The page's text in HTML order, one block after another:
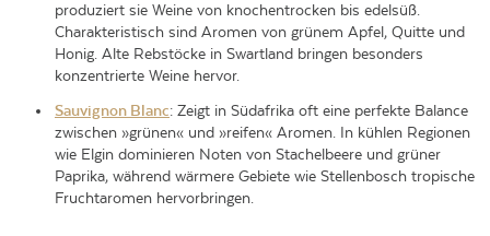
produziert sie Weine von knochentrocken bis edelsüß.
Charakteristisch sind Aromen von grünem Apfel, Quitte und
Honig. Alte Rebstöcke in Swartland bringen besonders
konzentrierte Weine hervor.
Sauvignon Blanc: Zeigt in Südafrika oft eine perfekte Balance
zwischen »grünen« und »reifen« Aromen. In kühlen Regionen
wie Elgin dominieren Noten von Stachelbeere und grüner
Paprika, während wärmere Gebiete wie Stellenbosch tropische
Fruchtaromen hervorbringen.